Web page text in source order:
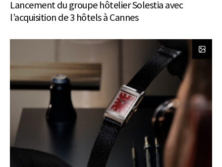
Lancement du groupe hôtelier Solestia avec
l’acquisition de 3 hôtels à Cannes